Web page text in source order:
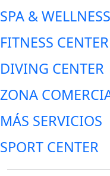
SPA &
FITNESS CENTER
DIVING CENTER
ZONA
MÁS SERVICIOS
SPORT CENTER